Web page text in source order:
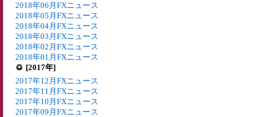
2018年06月FXニュース
2018年05月FXニュース
2018年04月FXニュース
2018年03月FXニュース
2018年02月FXニュース
2018年01月FXニュース
[2017年]
2017年12月FXニュース
2017年11月FXニュース
2017年10月FXニュース
2017年09月FXニュース